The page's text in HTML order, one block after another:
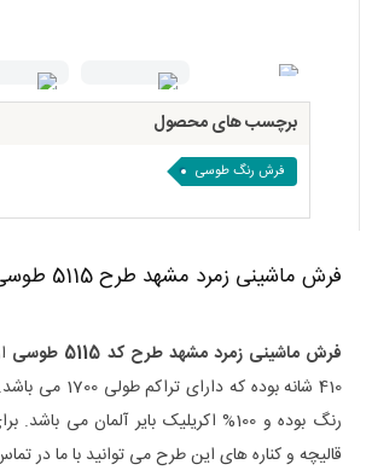
برچسب های محصول
فرش رنگ طوسی
فرش ماشینی زمرد مشهد طرح 5115 طوسی
فرش ماشینی زمرد مشهد طرح کد 5115 طوسی
410 شانه بوده که
رنگ بوده و 100% اکریلیک بایر آلمان می
قالیچه و کناره های این طرح می توانید با ما در